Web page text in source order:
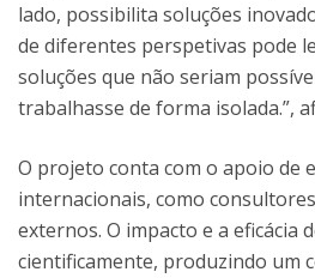
lado, possibilita soluções
de diferentes perspetivas pode
soluções que não seriam
trabalhasse de forma isolada.”,
O projeto conta com o apoio de
internacionais, como
externos. O impacto e a eficácia
cientificamente, produzindo um